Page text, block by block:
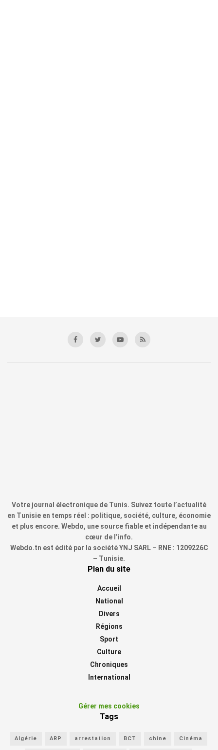
Votre journal électronique de Tunis. Suivez toute l’actualité
en Tunisie en temps réel : politique, société, culture, économie
et plus encore. Webdo, une source fiable et indépendante au
cœur de l’info.
Webdo.tn est édité par la société YNJ SARL – RNE : 1209226C
– Tunisie.
Plan du site
Accueil
National
Divers
Régions
Sport
Culture
Chroniques
International
Gérer mes cookies
Tags
Algérie ARP arrestation BCT chine Cinéma